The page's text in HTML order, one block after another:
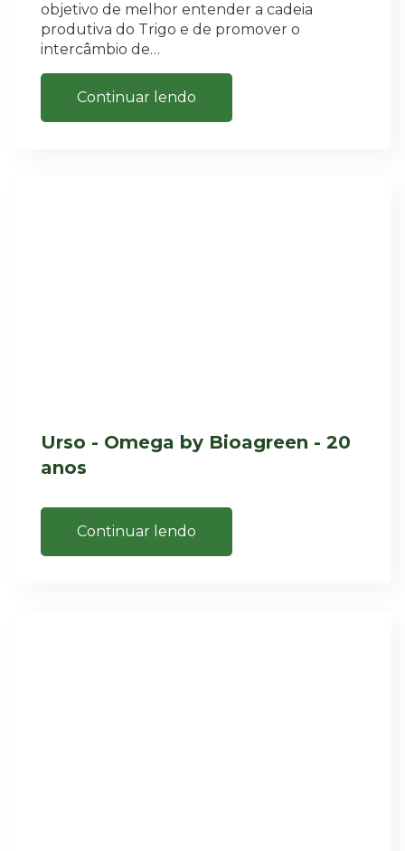
objetivo de melhor entender a cadeia
produtiva do Trigo e de promover o
intercâmbio de…
Continuar lendo
Urso - Omega by Bioagreen - 20
anos
Continuar lendo